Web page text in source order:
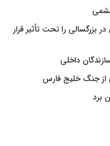
بزرگسالی را تحت تأثیر قرار
داخلی
از جنگ خلیج فارس
برد